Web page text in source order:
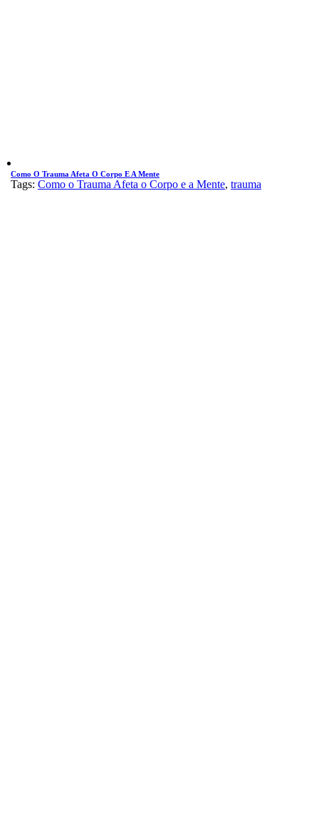
Como O Trauma Afeta O Corpo E A Mente
Tags: Como o Trauma Afeta o Corpo e a Mente, trauma